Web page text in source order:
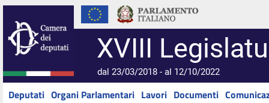
XVIII
dal 23/03/2018 - al 12/10/2022
Deputati Organi Parlamentari Lavori Documenti